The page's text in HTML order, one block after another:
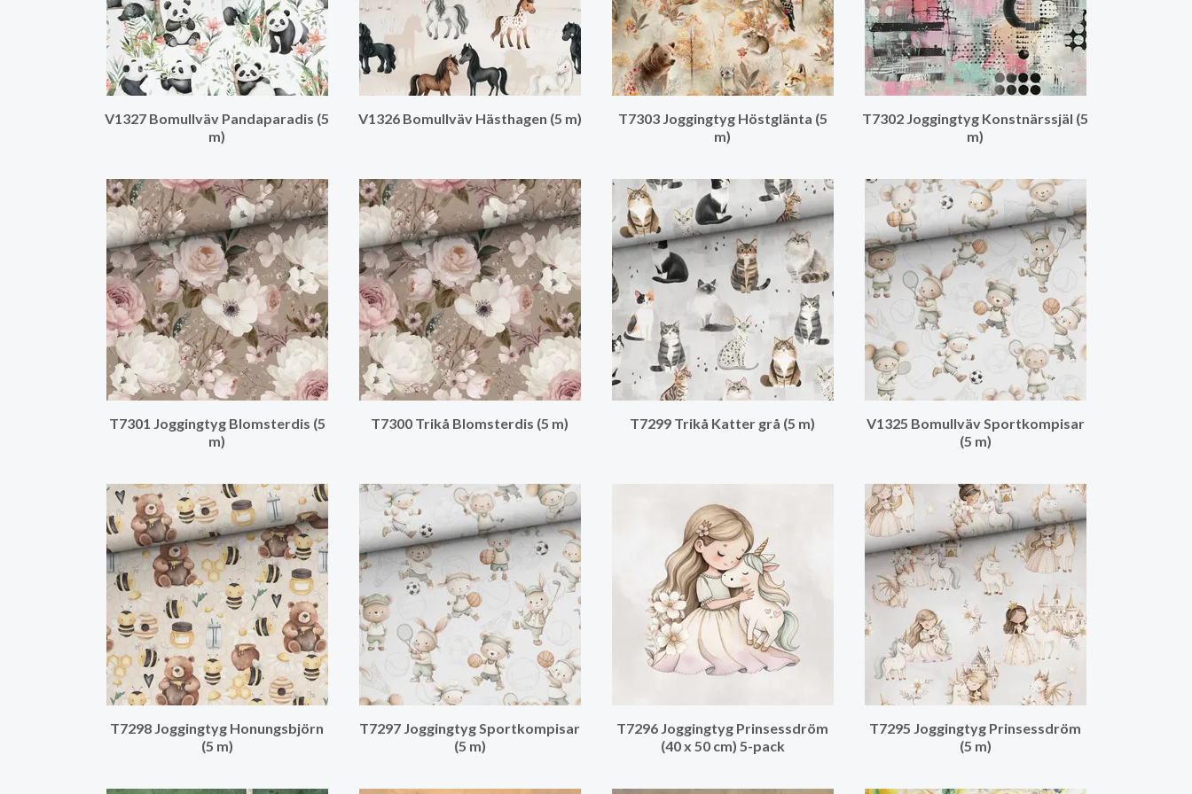
V1327 Bomullväv Pandaparadis (5
m)
V1326 Bomullväv Hästhagen (5 m)
T7303 Joggingtyg Höstglänta (5
m)
T7302 Joggingtyg Konstnärssjäl (5
m)
T7301 Joggingtyg Blomsterdis (5
m)
T7300 Trikå Blomsterdis (5 m) T7299 Trikå Katter grå (5 m)
V1325 Bomullväv Sportkompisar
(5 m)
T7298 Joggingtyg Honungsbjörn
(5 m)
T7297 Joggingtyg Sportkompisar
(5 m)
T7296 Joggingtyg Prinsessdröm
(40 x 50 cm) 5-pack
T7295 Joggingtyg Prinsessdröm
(5 m)